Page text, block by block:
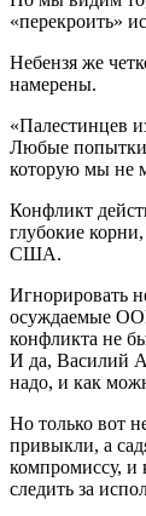
«перекроить»
Небензя же
намерены.
«Палестинцев
Любые попытки
которую мы не
Конфликт
глубокие
США.
Игнорировать
осуждаемые
конфликта не
И да, Василий
надо, и как
Но только вот
привыкли, а
компромиссу,
следить за